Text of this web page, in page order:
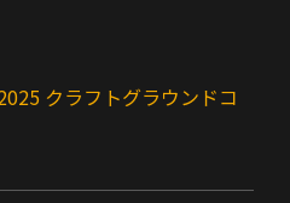
クラフトグラウンドコ